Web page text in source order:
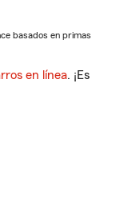
basados en primas
en línea. ¡Es